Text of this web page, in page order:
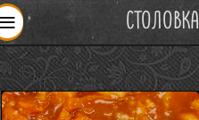
СТОЛОВКА